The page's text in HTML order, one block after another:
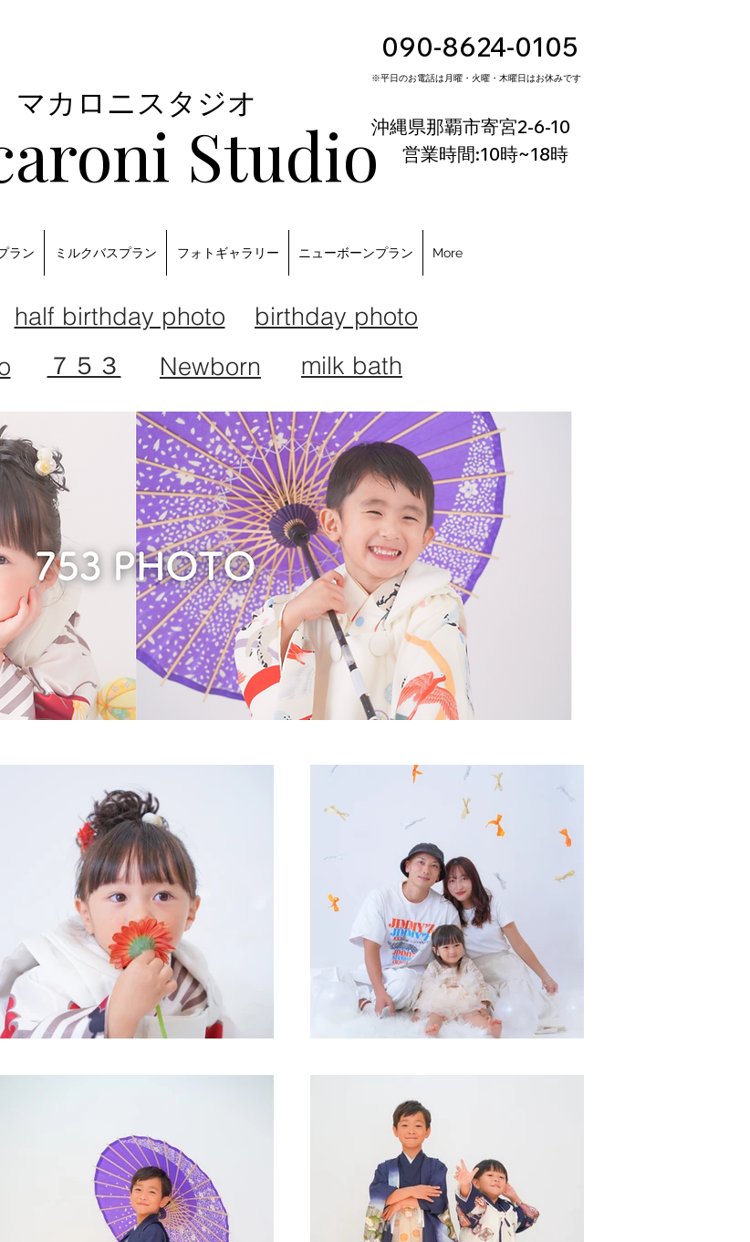
090-8624-0105
沖縄県那覇市寄宮2-6-10
営業時間:10時~18時
マカロニスタジオ
Studio
※平日のお電話は月曜・火曜・木曜日はお休みです
ラン ミルクバスプラン フォトギャラリー ニューボーンプラン More
half birthday photo
birthday photo
７５３ Newborn milk bath